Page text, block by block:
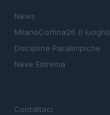
News
MIlanoCortina26 (i luoghi)
Discipline Paralimpiche
Neve Estrema
Contattaci